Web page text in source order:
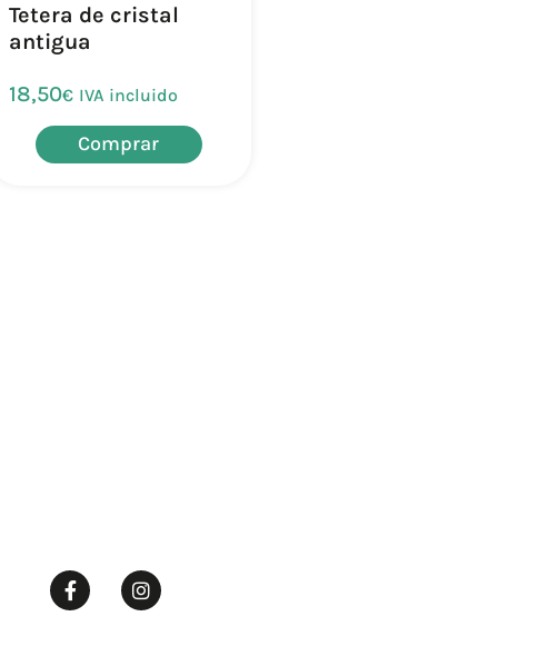
Tetera de cristal
antigua
18,50€ IVA incluido
Comprar